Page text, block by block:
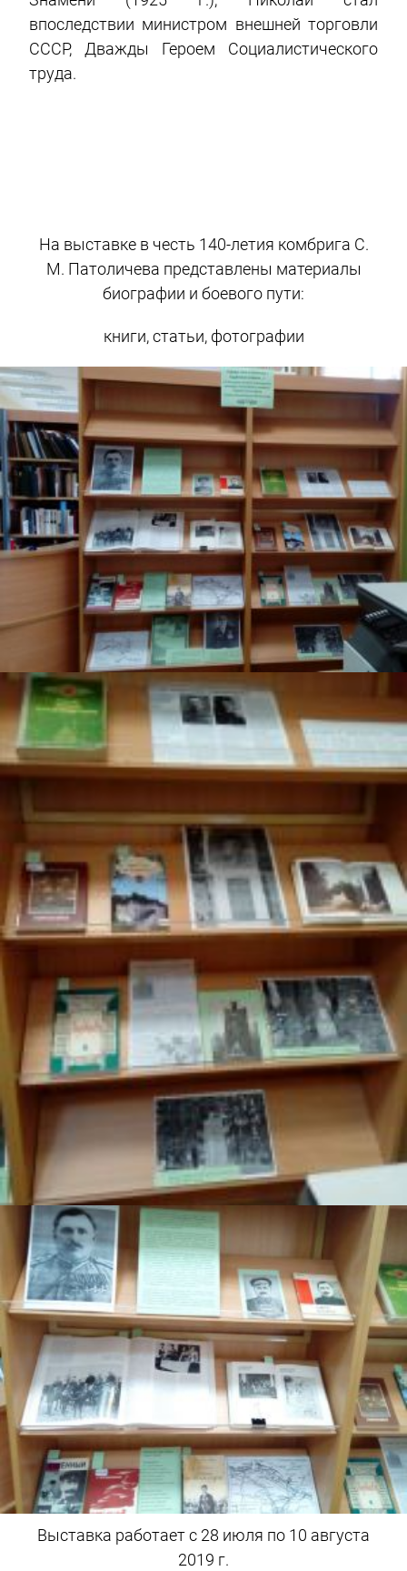
впоследствии министром внешней торговли
СССР, Дважды Героем Социалистического
труда.
На выставке в честь 140-летия комбрига С.
М. Патоличева представлены материалы
биографии и боевого пути:
книги, статьи, фотографии
Выставка работает с 28 июля по 10 августа
2019 г.